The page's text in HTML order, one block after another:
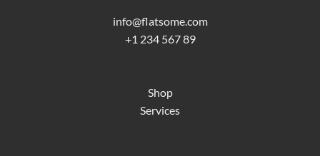
info@flatsome.com
+1 234 567 89
Shop
Services